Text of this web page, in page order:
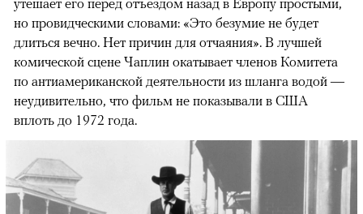
но провидческими словами: «Это безумие не будет
длиться вечно. Нет причин для отчаяния». В лучшей
комической сцене Чаплин окатывает членов Комитета
по антиамериканской деятельности из шланга водой —
неудивительно, что фильм не показывали в США
вплоть до 1972 года.